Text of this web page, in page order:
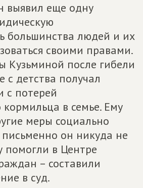
выявил еще одну
большинства людей и их
своими правами.
Кузьминой после гибели
с детства получал
с потерей
кормильца в семье. Ему
меры социально
он никуда не
помогли в Центре
– составили
в суд.